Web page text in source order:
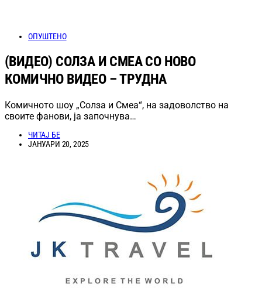
ОПУШТЕНО
(ВИДЕО) СОЛЗА И СМЕА СО НОВО
КОМИЧНО ВИДЕО – ТРУДНА
Комичното шоу „Солза и Смеа“, на задоволство на
своите фанови, ја започнува…
ЧИТАЈ БЕ
ЈАНУАРИ 20, 2025